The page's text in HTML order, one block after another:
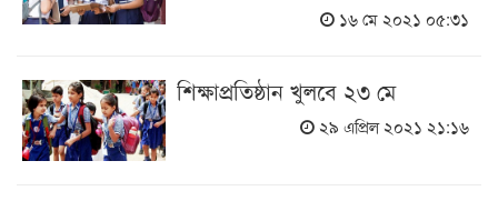
১৬ মে ২০২১ ০৫:৩১
শিক্ষাপ্রতিষ্ঠান খুলবে ২৩ মে
২৯ এপ্রিল ২০২১ ২১:১৬